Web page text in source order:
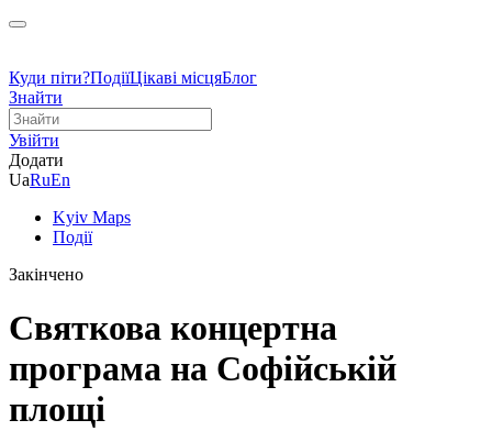
Куди піти?ПодіїЦікаві місцяБлог
Знайти
Увійти
Додати
UaRuEn
Kyiv Maps
Події
Закінчено
Святкова концертна
програма на Софійській
площі